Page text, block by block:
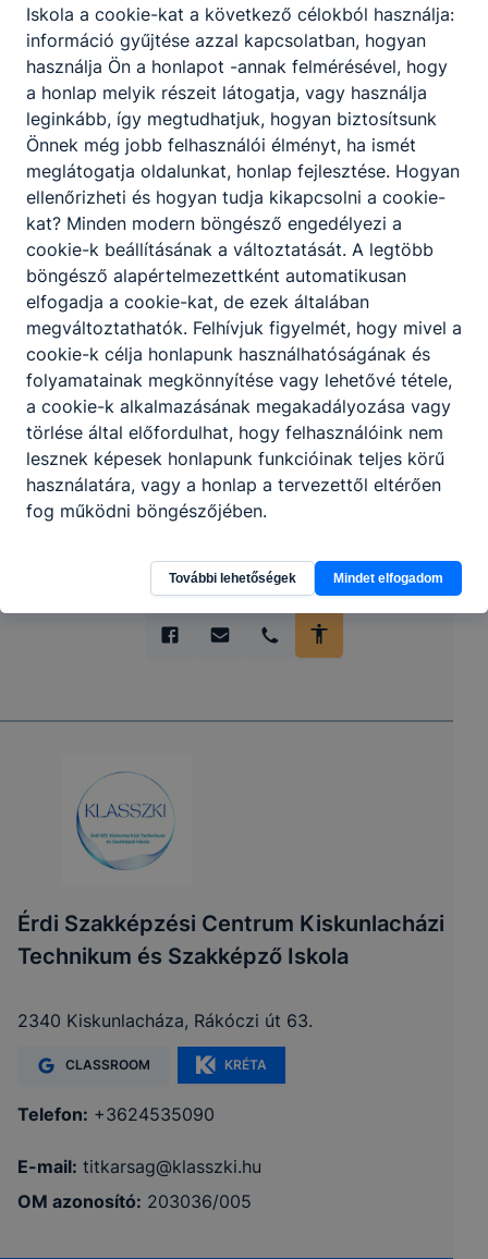
3. óra09:20- 09:55
4. óra10:00 - 10:35
5. óra10:40 - 11:15
6. óra 11:20 - 11:55
7. óra 12:10 - 12:45
8. óra 12:50 - 13:25
Partnereink
Érdi Szakképzési Centrum Kiskunlacházi
Technikum és Szakképző Iskola
2340 Kiskunlacháza, Rákóczi út 63.
CLASSROOM KRÉTA
Telefon: +3624535090
E-mail: titkarsag@klasszki.hu
OM azonosító: 203036/005
Iskola a cookie-kat a következő célokból használja:
információ gyűjtése azzal kapcsolatban, hogyan
használja Ön a honlapot -annak felmérésével, hogy
a honlap melyik részeit látogatja, vagy használja
leginkább, így megtudhatjuk, hogyan biztosítsunk
Önnek még jobb felhasználói élményt, ha ismét
meglátogatja oldalunkat, honlap fejlesztése. Hogyan
ellenőrizheti és hogyan tudja kikapcsolni a cookie-
kat? Minden modern böngésző engedélyezi a
cookie-k beállításának a változtatását. A legtöbb
böngésző alapértelmezettként automatikusan
elfogadja a cookie-kat, de ezek általában
megváltoztathatók. Felhívjuk figyelmét, hogy mivel a
cookie-k célja honlapunk használhatóságának és
folyamatainak megkönnyítése vagy lehetővé tétele,
a cookie-k alkalmazásának megakadályozása vagy
törlése által előfordulhat, hogy felhasználóink nem
lesznek képesek honlapunk funkcióinak teljes körű
használatára, vagy a honlap a tervezettől eltérően
fog működni böngészőjében.
További lehetőségek Mindet elfogadom